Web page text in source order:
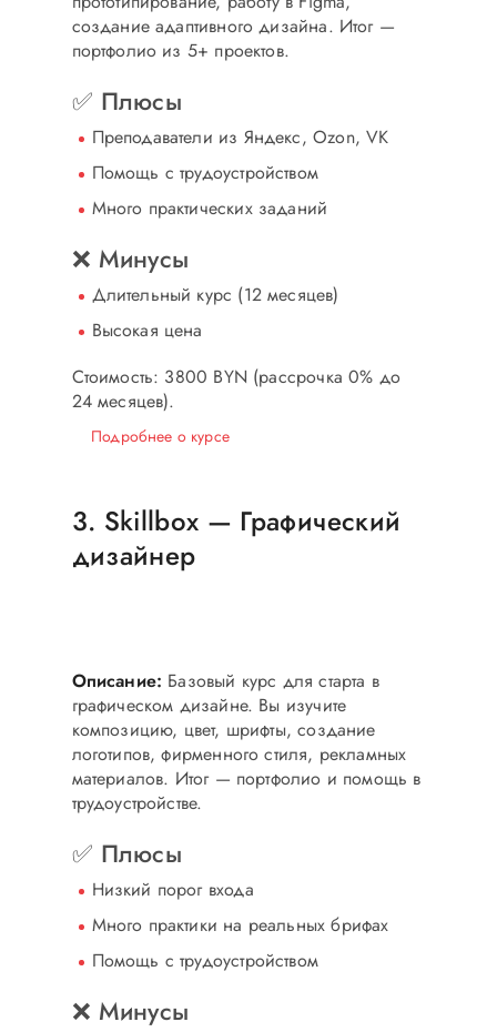
создание адаптивного дизайна. Итог —
портфолио из 5+ проектов.
✅ Плюсы
Преподаватели из Яндекс, Ozon, VK
Помощь с трудоустройством
Много практических заданий
❌ Минусы
Длительный курс (12 месяцев)
Высокая цена
Стоимость: 3800 BYN (рассрочка 0% до
24 месяцев).
Подробнее о курсе
3. Skillbox — Графический
дизайнер
Описание: Базовый курс для старта в
графическом дизайне. Вы изучите
композицию, цвет, шрифты, создание
логотипов, фирменного стиля, рекламных
материалов. Итог — портфолио и помощь в
трудоустройстве.
✅ Плюсы
Низкий порог входа
Много практики на реальных брифах
Помощь с трудоустройством
❌ Минусы